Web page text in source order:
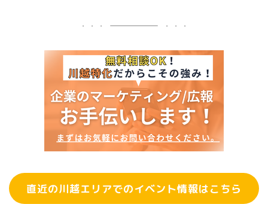
直近の川越エリアでのイベント情報はこちら